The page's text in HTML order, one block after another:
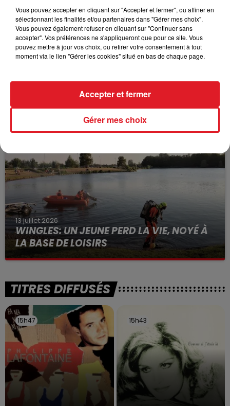
BÉTHUNE: ENQUÊTE POUR HOMICIDE
VOLONTAIRE EN COURS, APRÈS LA...
Selon les premiers éléments, le logement servait
13 juillet 2026
WINGLES: UN JEUNE PERD LA VIE, NOYÉ À
LA BASE DE LOISIRS
La victime a coulé à pic
TITRES DIFFUSÉS
15h47
15h47 15h43
15h43
Vous pouvez accepter en cliquant sur "Accepter et fermer", ou affiner en
sélectionnant les finalités et/ou partenaires dans "Gérer mes choix".
Vous pouvez également refuser en cliquant sur "Continuer sans
accepter". Vos préférences ne s'appliqueront que pour ce site. Vous
pouvez mettre à jour vos choix, ou retirer votre consentement à tout
moment via le lien "Gérer les cookies" situé en bas de chaque page.
Gérer mes choix
Accepter et fermer